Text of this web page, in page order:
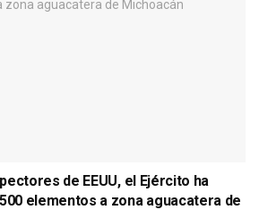
de EEUU, el Ejército ha
elementos a zona aguacatera de